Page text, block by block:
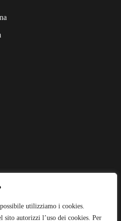
utilizziamo i cookies.
sito autorizzi l’uso dei cookies. Per